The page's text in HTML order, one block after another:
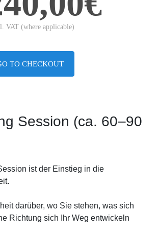
VAT (where applicable)
TO CHECKOUT
Session (ca. 60–90
ist der Einstieg in die
darüber, wo Sie stehen, was sich
Richtung sich Ihr Weg entwickeln